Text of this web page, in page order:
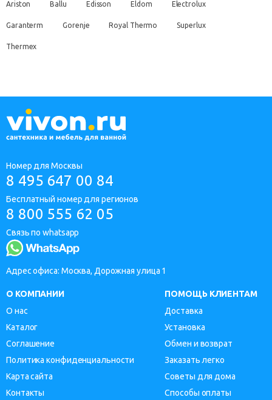
Ariston Ballu Edisson Eldom Electrolux
Garanterm Gorenje Royal Thermo Superlux
Thermex
Номер для Москвы
8 495 647 00 84
Бесплатный номер для регионов
8 800 555 62 05
Связь по whatsapp
Адрес офиса: Москва, Дорожная улица 1
О КОМПАНИИ
О нас
Каталог
Соглашение
Политика конфиденциальности
Карта сайта
Контакты
ПОМОЩЬ КЛИЕНТАМ
Доставка
Установка
Обмен и возврат
Заказать легко
Советы для дома
Способы оплаты